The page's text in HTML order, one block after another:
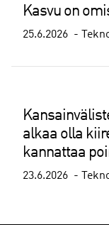
Kasvu on
25.6.2026
alkaa olla
kannattaa
23.6.2026